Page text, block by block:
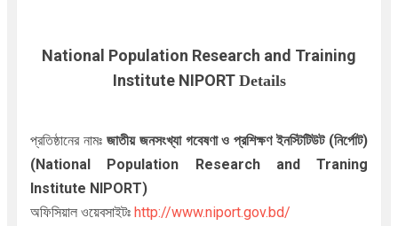
National Population Research and Training
Institute NIPORT Details
প্রতিষ্ঠানের নামঃ জাতীয় জনসংখ্যা গবেষণা ও প্রশিক্ষণ ইনস্টিটিউট (নির্পোট)
(National Population Research and Traning
Institute NIPORT)
অফিসিয়াল ওয়েবসাইটঃ http://www.niport.gov.bd/